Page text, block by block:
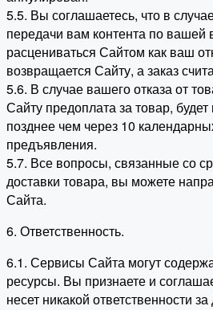
5.5. Вы соглашаетесь, что в
передачи вам контента по вашей
расцениваться Сайтом как ваш
возвращается Сайту, а заказ
5.6. В случае вашего отказа от
Сайту предоплата за товар,
позднее чем через 10
предъявления.
5.7. Все вопросы, связанные со
доставки товара, вы можете
Сайта.
6. Ответственность.
6.1. Сервисы Сайта могут
ресурсы. Вы признаете и
несет никакой ответственности